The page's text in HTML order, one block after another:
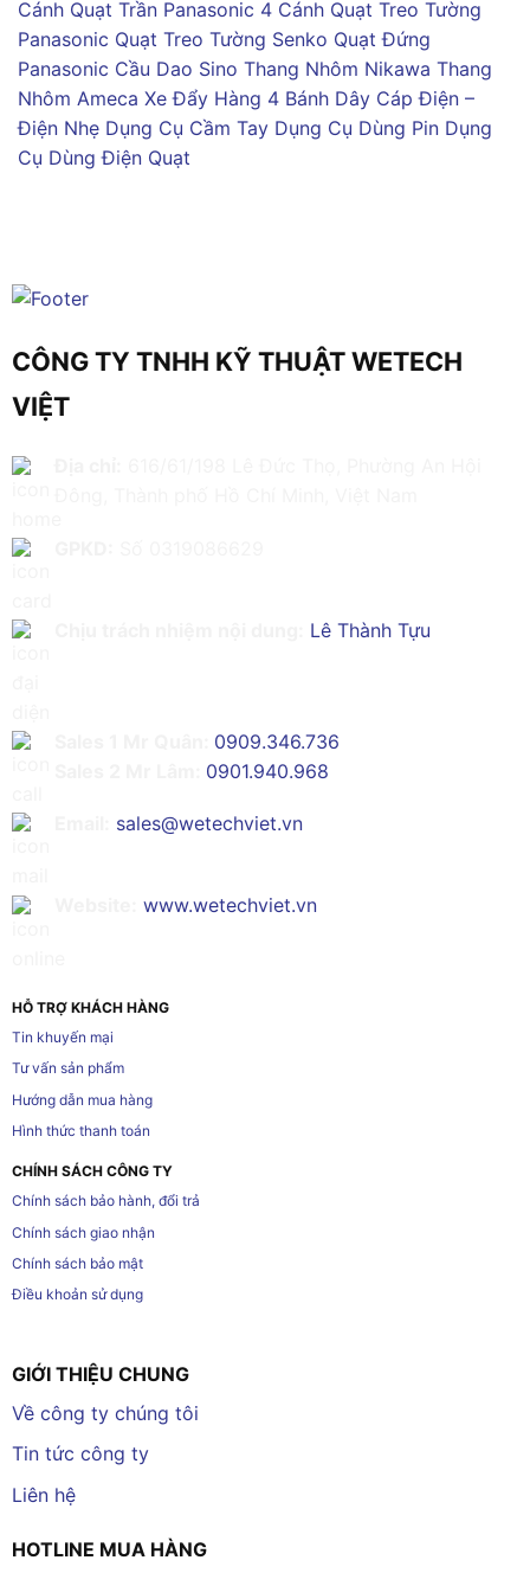
Cánh Quạt Trần Panasonic 4 Cánh Quạt Treo Tường
Panasonic Quạt Treo Tường Senko Quạt Đứng
Panasonic Cầu Dao Sino Thang Nhôm Nikawa Thang
Nhôm Ameca Xe Đẩy Hàng 4 Bánh Dây Cáp Điện –
Điện Nhẹ Dụng Cụ Cầm Tay Dụng Cụ Dùng Pin Dụng
Cụ Dùng Điện Quạt
CÔNG TY TNHH KỸ THUẬT WETECH
VIỆT
Lê Thành Tựu
0909.346.736
0901.940.968
sales@wetechviet.vn
www.wetechviet.vn
HỖ TRỢ KHÁCH HÀNG
Tin khuyến mại
Tư vấn sản phẩm
Hướng dẫn mua hàng
Hình thức thanh toán
CHÍNH SÁCH CÔNG TY
Chính sách bảo hành, đổi trả
Chính sách giao nhận
Chính sách bảo mật
Điều khoản sử dụng
GIỚI THIỆU CHUNG
Về công ty chúng tôi
Tin tức công ty
Liên hệ
HOTLINE MUA HÀNG